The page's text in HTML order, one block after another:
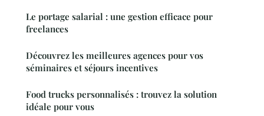
Le portage salarial : une gestion efficace pour
freelances
Découvrez les meilleures agences pour vos
séminaires et séjours incentives
Food trucks personnalisés : trouvez la solution
idéale pour vous